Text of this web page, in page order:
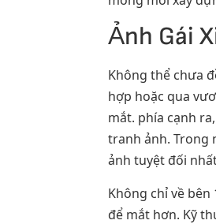
Ảnh Gái
Không thể chưa
hợp hoặc qua
mắt. phía cạnh
tranh ảnh. Trong
ảnh tuyệt đối
Không chỉ về
để mắt hơn. Kỹ